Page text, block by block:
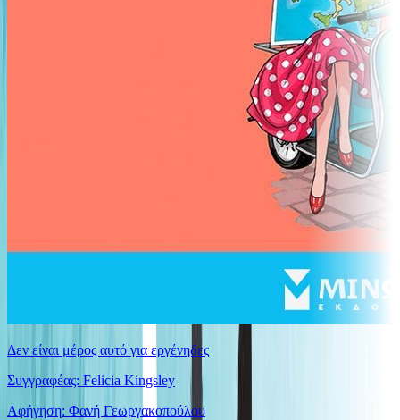
Δεν είναι μέρος αυτό για εργένηδες
Συγγραφέας: Felicia Kingsley
Αφήγηση: Φανή Γεωργακοπούλου